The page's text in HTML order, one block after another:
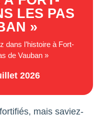
LES PAS
»
dans l’histoire à Fort-
de Vauban »
2026
mais saviez-